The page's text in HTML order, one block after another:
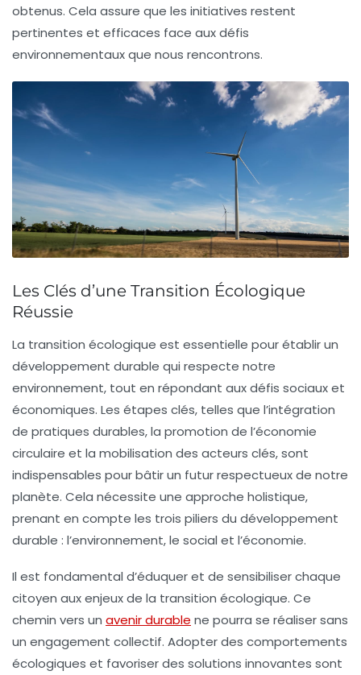
obtenus. Cela assure que les initiatives restent
pertinentes et efficaces face aux défis
environnementaux que nous rencontrons.
Les Clés d’une Transition Écologique
Réussie
La transition écologique est essentielle pour établir un
développement durable qui respecte notre
environnement, tout en répondant aux défis sociaux et
économiques. Les étapes clés, telles que l’intégration
de pratiques durables, la promotion de l’économie
circulaire et la mobilisation des acteurs clés, sont
indispensables pour bâtir un futur respectueux de notre
planète. Cela nécessite une approche holistique,
prenant en compte les trois piliers du développement
durable : l’environnement, le social et l’économie.
Il est fondamental d’éduquer et de sensibiliser chaque
citoyen aux enjeux de la transition écologique. Ce
chemin vers un avenir durable ne pourra se réaliser sans
un engagement collectif. Adopter des comportements
écologiques et favoriser des solutions innovantes sont